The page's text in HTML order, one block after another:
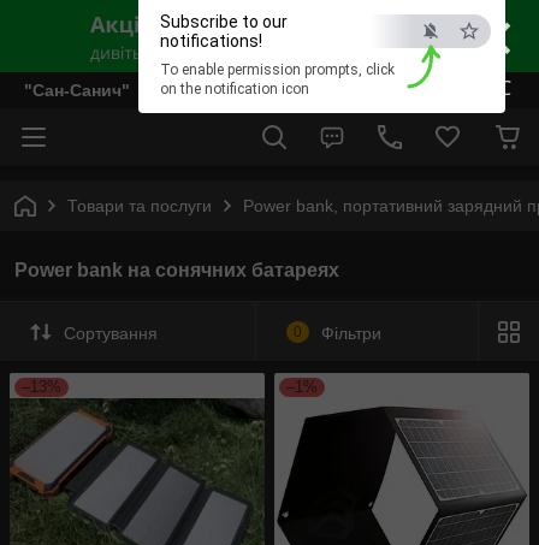
×
ESC
Subscribe to our
notifications!
To enable permission prompts, click
on the notification icon
"Сан-Санич"
Товари та послуги Power bank, портативний зарядний
Power bank на сонячних батареях
Сортування 0 Фільтри
–13% –1%